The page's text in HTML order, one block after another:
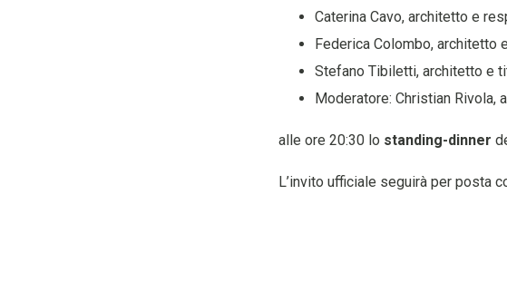
Caterina Cavo, architetto e
Federica Colombo, architetto
Stefano Tibiletti, architetto e
Moderatore: Christian Rivola,
alle ore 20:30 lo standing-dinner
L’invito ufficiale seguirà per posta